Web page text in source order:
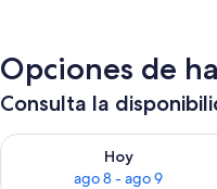
Opciones de
Consulta la
Hoy
ago 8 - ago 9
Consulta la disponibilidad